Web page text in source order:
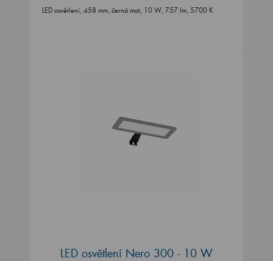
LED osvětlení, 458 mm, černá mat, 10 W, 757 lm, 5700 K
LED osvětlení Nero 300 - 10 W